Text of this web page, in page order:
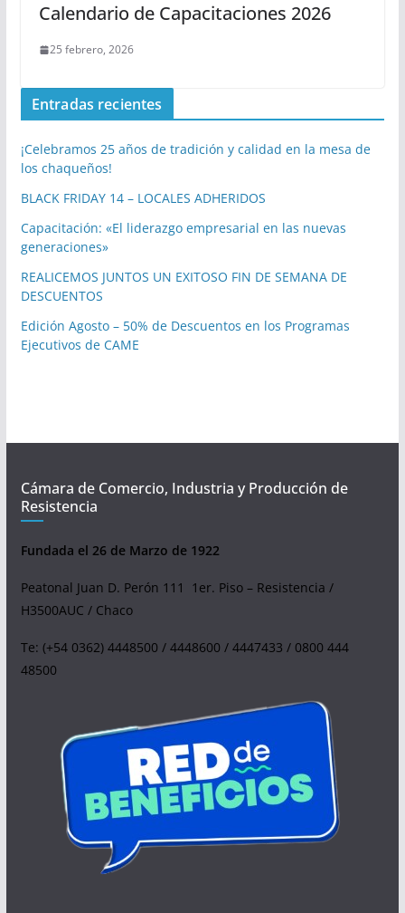
Calendario de Capacitaciones 2026
25 febrero, 2026
Entradas recientes
¡Celebramos 25 años de tradición y calidad en la mesa de
los chaqueños!
BLACK FRIDAY 14 – LOCALES ADHERIDOS
Capacitación: «El liderazgo empresarial en las nuevas
generaciones»
REALICEMOS JUNTOS UN EXITOSO FIN DE SEMANA DE
DESCUENTOS
Edición Agosto – 50% de Descuentos en los Programas
Ejecutivos de CAME
Cámara de Comercio, Industria y Producción de
Resistencia
Fundada el 26 de Marzo de 1922
Peatonal Juan D. Perón 111 1er. Piso – Resistencia /
H3500AUC / Chaco
Te: (+54 0362) 4448500 / 4448600 / 4447433 / 0800 444
48500